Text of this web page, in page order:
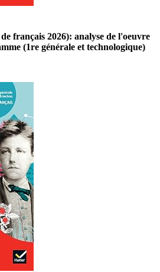
français 2026): analyse de l'oeuvre
(1re générale et technologique)